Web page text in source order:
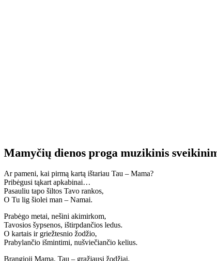
Mamyčių dienos proga muzikinis
Ar pameni, kai pirmą kartą ištariau Tau – Mama?
Pribėgusi tąkart apkabinai…
Pasauliu tapo šiltos Tavo rankos,
O Tu lig šiolei man – Namai.
Prabėgo metai, nešini akimirkom,
Tavosios šypsenos, ištirpdančios ledus.
O kartais ir griežtesnio žodžio,
Prabylančio išmintimi, nušviečiančio kelius.
Brangioji Mama, Tau – gražiausi žodžiai,